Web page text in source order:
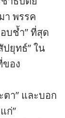
า พรรค
บช้ำ” ที่สุด
ปยุทธ์” ใน
ของ
ตา” และบอก
ก่”